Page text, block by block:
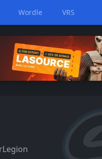
Wordle VRS